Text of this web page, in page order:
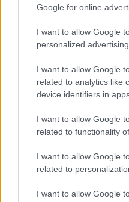
Google for online
I want to allow Google
personalized advertising.
I want to allow Google
related to analytics like
device identifiers in
I want to allow Google
related to functionality
I want to allow Google
related to
I want to allow Google
és a gerincedet
Rubint Réka: A